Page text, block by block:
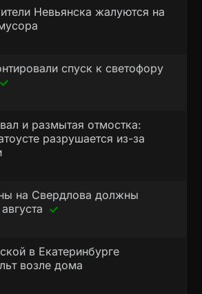
Невьянска жалуются на
спуск к светофору
и размытая отмостка:
разрушается из-за
на Свердлова должны
в Екатеринбурге
возле дома